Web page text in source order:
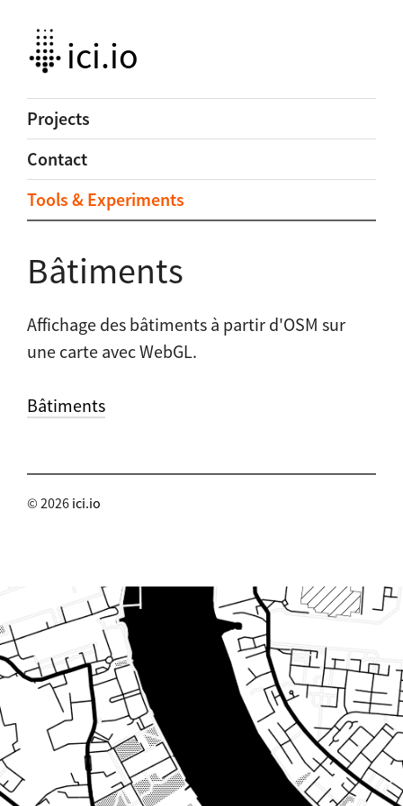
ici.io
Projects
Contact
Tools & Experiments
Bâtiments
Affichage des bâtiments à partir d'OSM sur
une carte avec WebGL.
Bâtiments
© 2026 ici.io